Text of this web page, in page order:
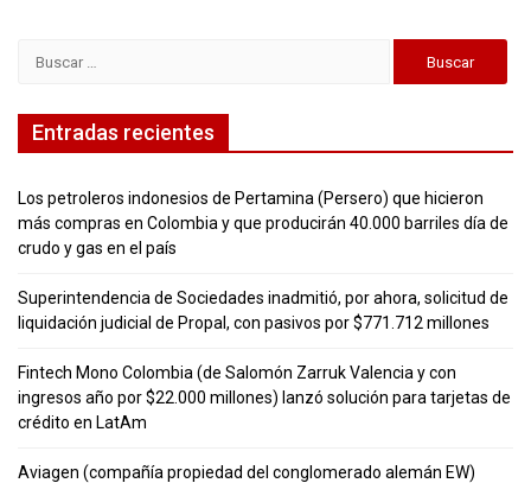
Entradas recientes
Los petroleros indonesios de Pertamina (Persero) que hicieron
más compras en Colombia y que producirán 40.000 barriles día de
crudo y gas en el país
Superintendencia de Sociedades inadmitió, por ahora, solicitud de
liquidación judicial de Propal, con pasivos por $771.712 millones
Fintech Mono Colombia (de Salomón Zarruk Valencia y con
ingresos año por $22.000 millones) lanzó solución para tarjetas de
crédito en LatAm
Aviagen (compañía propiedad del conglomerado alemán EW)